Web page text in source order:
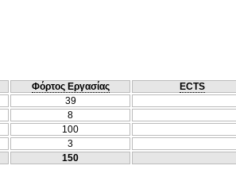
Φόρτος Εργασίας ECTS
39
8
100
3
150